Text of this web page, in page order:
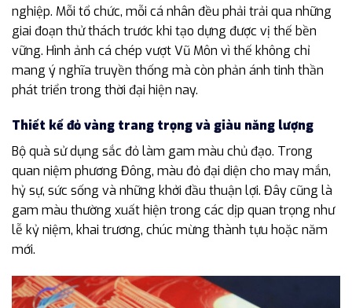
nghiệp. Mỗi tổ chức, mỗi cá nhân đều phải trải qua những
giai đoạn thử thách trước khi tạo dựng được vị thế bền
vững. Hình ảnh cá chép vượt Vũ Môn vì thế không chỉ
mang ý nghĩa truyền thống mà còn phản ánh tinh thần
phát triển trong thời đại hiện nay.
Thiết kế đỏ vàng trang trọng và giàu năng lượng
Bộ quà sử dụng sắc đỏ làm gam màu chủ đạo. Trong
quan niệm phương Đông, màu đỏ đại diện cho may mắn,
hỷ sự, sức sống và những khởi đầu thuận lợi. Đây cũng là
gam màu thường xuất hiện trong các dịp quan trọng như
lễ kỷ niệm, khai trương, chúc mừng thành tựu hoặc năm
mới.